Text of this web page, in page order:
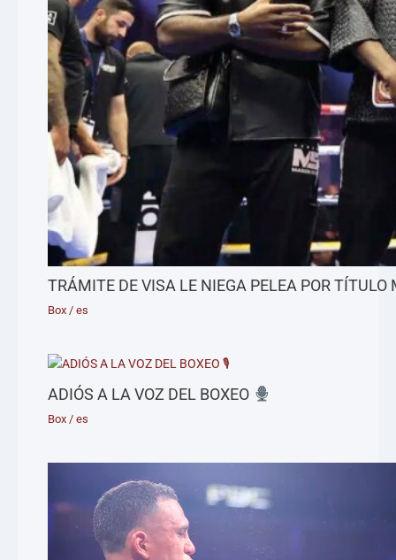
TRÁMITE DE VISA LE NIEGA PELEA POR TÍTULO
Box /es
ADIÓS A LA VOZ DEL BOXEO
Box /es